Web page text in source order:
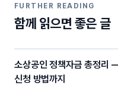
o
k
FURTHER READING
함께 읽으면 좋은 글
소상공인 정책자금 총정리
신청 방법까지